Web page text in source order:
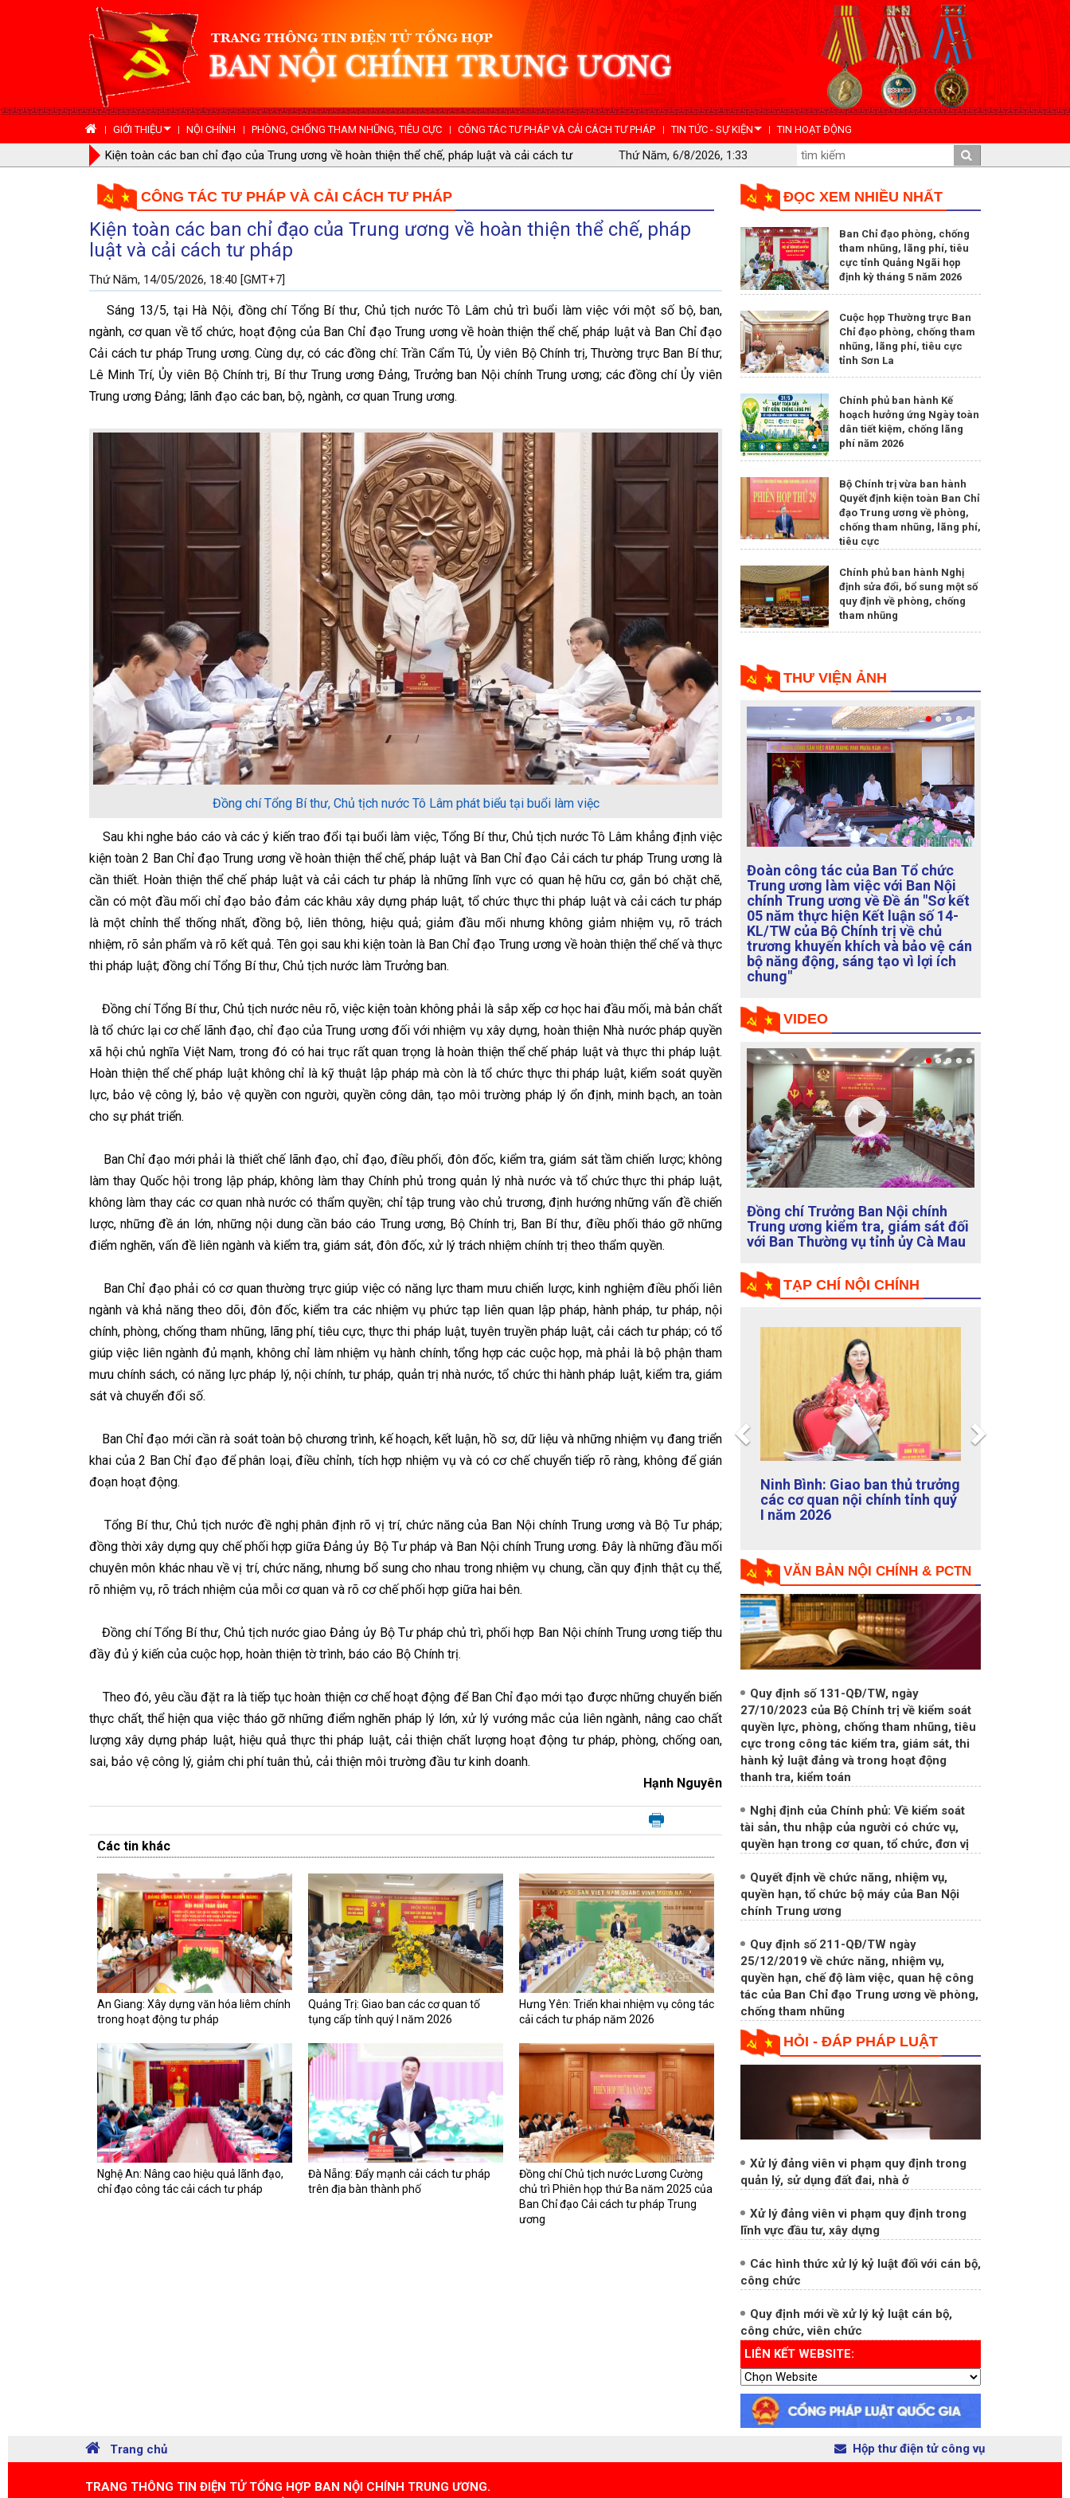
GIỚI THIỆU NỘI CHÍNH PHÒNG, CHỐNG THAM NHŨNG, TIÊU CỰC CÔNG TÁC TƯ PHÁP VÀ CẢI CÁCH TƯ PHÁP TIN TỨC - SỰ KIỆN TIN HOẠT ĐỘNG
Bộ Chính trị vừa ban hành Quyết định kiện toàn Ban Chỉ đạo Trung ương về phòng, chống
Thứ Năm, 6/8/2026, 1:33
CÔNG TÁC TƯ PHÁP VÀ CẢI CÁCH TƯ PHÁP
Kiện toàn các ban chỉ đạo của Trung ương về hoàn thiện thể chế, pháp
luật và cải cách tư pháp
Thứ Năm, 14/05/2026, 18:40 [GMT+7]
Sáng 13/5, tại Hà Nội, đồng chí Tổng Bí thư, Chủ tịch nước Tô Lâm chủ trì buổi làm việc với một số bộ, ban,
ngành, cơ quan về tổ chức, hoạt động của Ban Chỉ đạo Trung ương về hoàn thiện thể chế, pháp luật và Ban Chỉ đạo
Cải cách tư pháp Trung ương. Cùng dự, có các đồng chí: Trần Cẩm Tú, Ủy viên Bộ Chính trị, Thường trực Ban Bí thư;
Lê Minh Trí, Ủy viên Bộ Chính trị, Bí thư Trung ương Đảng, Trưởng ban Nội chính Trung ương; các đồng chí Ủy viên
Trung ương Đảng; lãnh đạo các ban, bộ, ngành, cơ quan Trung ương.
Đồng chí Tổng Bí thư, Chủ tịch nước Tô Lâm phát biểu tại buổi làm việc
Sau khi nghe báo cáo và các ý kiến trao đổi tại buổi làm việc, Tổng Bí thư, Chủ tịch nước Tô Lâm khẳng định việc
kiện toàn 2 Ban Chỉ đạo Trung ương về hoàn thiện thể chế, pháp luật và Ban Chỉ đạo Cải cách tư pháp Trung ương là
cần thiết. Hoàn thiện thể chế pháp luật và cải cách tư pháp là những lĩnh vực có quan hệ hữu cơ, gắn bó chặt chẽ,
cần có một đầu mối chỉ đạo bảo đảm các khâu xây dựng pháp luật, tổ chức thực thi pháp luật và cải cách tư pháp
là một chỉnh thể thống nhất, đồng bộ, liên thông, hiệu quả; giảm đầu mối nhưng không giảm nhiệm vụ, rõ trách
nhiệm, rõ sản phẩm và rõ kết quả. Tên gọi sau khi kiện toàn là Ban Chỉ đạo Trung ương về hoàn thiện thể chế và thực
thi pháp luật; đồng chí Tổng Bí thư, Chủ tịch nước làm Trưởng ban.
Đồng chí Tổng Bí thư, Chủ tịch nước nêu rõ, việc kiện toàn không phải là sắp xếp cơ học hai đầu mối, mà bản chất
là tổ chức lại cơ chế lãnh đạo, chỉ đạo của Trung ương đối với nhiệm vụ xây dựng, hoàn thiện Nhà nước pháp quyền
xã hội chủ nghĩa Việt Nam, trong đó có hai trục rất quan trọng là hoàn thiện thể chế pháp luật và thực thi pháp luật.
Hoàn thiện thể chế pháp luật không chỉ là kỹ thuật lập pháp mà còn là tổ chức thực thi pháp luật, kiểm soát quyền
lực, bảo vệ công lý, bảo vệ quyền con người, quyền công dân, tạo môi trường pháp lý ổn định, minh bạch, an toàn
cho sự phát triển.
Ban Chỉ đạo mới phải là thiết chế lãnh đạo, chỉ đạo, điều phối, đôn đốc, kiểm tra, giám sát tầm chiến lược; không
làm thay Quốc hội trong lập pháp, không làm thay Chính phủ trong quản lý nhà nước và tổ chức thực thi pháp luật,
không làm thay các cơ quan nhà nước có thẩm quyền; chỉ tập trung vào chủ trương, định hướng những vấn đề chiến
lược, những đề án lớn, những nội dung cần báo cáo Trung ương, Bộ Chính trị, Ban Bí thư, điều phối tháo gỡ những
điểm nghẽn, vấn đề liên ngành và kiểm tra, giám sát, đôn đốc, xử lý trách nhiệm chính trị theo thẩm quyền.
Ban Chỉ đạo phải có cơ quan thường trực giúp việc có năng lực tham mưu chiến lược, kinh nghiệm điều phối liên
ngành và khả năng theo dõi, đôn đốc, kiểm tra các nhiệm vụ phức tạp liên quan lập pháp, hành pháp, tư pháp, nội
chính, phòng, chống tham nhũng, lãng phí, tiêu cực, thực thi pháp luật, tuyên truyền pháp luật, cải cách tư pháp; có tổ
giúp việc liên ngành đủ mạnh, không chỉ làm nhiệm vụ hành chính, tổng hợp các cuộc họp, mà phải là bộ phận tham
mưu chính sách, có năng lực pháp lý, nội chính, tư pháp, quản trị nhà nước, tổ chức thi hành pháp luật, kiểm tra, giám
sát và chuyển đổi số.
Ban Chỉ đạo mới cần rà soát toàn bộ chương trình, kế hoạch, kết luận, hồ sơ, dữ liệu và những nhiệm vụ đang triển
khai của 2 Ban Chỉ đạo để phân loại, điều chỉnh, tích hợp nhiệm vụ và có cơ chế chuyển tiếp rõ ràng, không để gián
đoạn hoạt động.
Tổng Bí thư, Chủ tịch nước đề nghị phân định rõ vị trí, chức năng của Ban Nội chính Trung ương và Bộ Tư pháp;
đồng thời xây dựng quy chế phối hợp giữa Đảng ủy Bộ Tư pháp và Ban Nội chính Trung ương. Đây là những đầu mối
chuyên môn khác nhau về vị trí, chức năng, nhưng bổ sung cho nhau trong nhiệm vụ chung, cần quy định thật cụ thể,
rõ nhiệm vụ, rõ trách nhiệm của mỗi cơ quan và rõ cơ chế phối hợp giữa hai bên.
Đồng chí Tổng Bí thư, Chủ tịch nước giao Đảng ủy Bộ Tư pháp chủ trì, phối hợp Ban Nội chính Trung ương tiếp thu
đầy đủ ý kiến của cuộc họp, hoàn thiện tờ trình, báo cáo Bộ Chính trị.
Theo đó, yêu cầu đặt ra là tiếp tục hoàn thiện cơ chế hoạt động để Ban Chỉ đạo mới tạo được những chuyển biến
thực chất, thể hiện qua việc tháo gỡ những điểm nghẽn pháp lý lớn, xử lý vướng mắc của liên ngành, nâng cao chất
lượng xây dựng pháp luật, hiệu quả thực thi pháp luật, cải thiện chất lượng hoạt động tư pháp, phòng, chống oan,
sai, bảo vệ công lý, giảm chi phí tuân thủ, cải thiện môi trường đầu tư kinh doanh.
Hạnh Nguyên
Các tin khác
An Giang: Xây dựng văn hóa liêm chính
trong hoạt động tư pháp
Quảng Trị: Giao ban các cơ quan tố
tụng cấp tỉnh quý I năm 2026
Hưng Yên: Triển khai nhiệm vụ công tác
cải cách tư pháp năm 2026
Nghệ An: Nâng cao hiệu quả lãnh đạo,
chỉ đạo công tác cải cách tư pháp
Đà Nẵng: Đẩy mạnh cải cách tư pháp
trên địa bàn thành phố
Đồng chí Chủ tịch nước Lương Cường
chủ trì Phiên họp thứ Ba năm 2025 của
Ban Chỉ đạo Cải cách tư pháp Trung
ương
ĐỌC XEM NHIỀU NHẤT
Ban Chỉ đạo phòng, chống
tham nhũng, lãng phí, tiêu
cực tỉnh Quảng Ngãi họp
định kỳ tháng 5 năm 2026
Cuộc họp Thường trực Ban
Chỉ đạo phòng, chống tham
nhũng, lãng phí, tiêu cực
tỉnh Sơn La
Chính phủ ban hành Kế
hoạch hưởng ứng Ngày toàn
dân tiết kiệm, chống lãng
phí năm 2026
Bộ Chính trị vừa ban hành
Quyết định kiện toàn Ban Chỉ
đạo Trung ương về phòng,
chống tham nhũng, lãng phí,
tiêu cực
Chính phủ ban hành Nghị
định sửa đổi, bổ sung một số
quy định về phòng, chống
tham nhũng
THƯ VIỆN ẢNH
Họp Tổ biên tập xây dựng Đề án
"Sửa đổi, bổ sung chức năng,
nhiệm vụ, quy chế làm việc của
Ban Chỉ đạo Trung ương về phòng,
chống tham nhũng, lãng phí, tiêu
cực"
VIDEO
Ban Nội chính Trung ương với các
quả Cuộc họp Thường trực Ban Chỉ
đạo Trung ương về phòng, chống
tham nhũng, lãng phí, tiêu cực
TẠP CHÍ NỘI CHÍNH
Giới thiệu Tạp chí Nội chính số
Previous
Quy định số 131-QĐ/TW, ngày
27/10/2023 của Bộ Chính trị về kiểm soát
quyền lực, phòng, chống tham nhũng, tiêu
cực trong công tác kiểm tra, giám sát, thi
hành kỷ luật đảng và trong hoạt động
thanh tra, kiểm toán
Nghị định của Chính phủ: Về kiểm soát
tài sản, thu nhập của người có chức vụ,
quyền hạn trong cơ quan, tổ chức, đơn vị
Quyết định về chức năng, nhiệm vụ,
quyền hạn, tổ chức bộ máy của Ban Nội
chính Trung ương
Quy định số 211-QĐ/TW ngày
25/12/2019 về chức năng, nhiệm vụ,
quyền hạn, chế độ làm việc, quan hệ công
tác của Ban Chỉ đạo Trung ương về phòng,
chống tham nhũng
HỎI - ĐÁP PHÁP LUẬT
Xử lý đảng viên vi phạm quy định trong
quản lý, sử dụng đất đai, nhà ở
Xử lý đảng viên vi phạm quy định trong
lĩnh vực đầu tư, xây dựng
Các hình thức xử lý kỷ luật đối với cán bộ,
công chức
Quy định mới về xử lý kỷ luật cán bộ,
công chức, viên chức
LIÊN KẾT WEBSITE:
Hộp thư điện tử công vụ
TRANG THÔNG TIN ĐIỆN TỬ TỔNG HỢP BAN NỘI CHÍNH TRUNG ƯƠNG.
Chỉ đạo: Đồng chí Đặng Văn Dũng, Ủy viên Ban Chấp hành Trung ương Đảng, Phó Trưởng Ban Nội chính Trung ương.
Địa chỉ: Tòa nhà A4, phố Nguyễn Cảnh Chân, phường Ba Đình, TP. Hà Nội.